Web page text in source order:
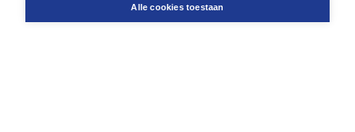
Alle cookies toestaan